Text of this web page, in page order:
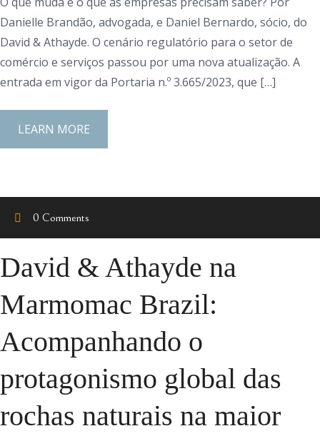
Danielle Brandão, advogada, e Daniel Bernardo, sócio, do
David & Athayde. O cenário regulatório para o setor de
comércio e serviços passou por uma nova atualização. A
entrada em vigor da Portaria n.º 3.665/2023, que […]
LEARN MORE
0 Comments
David & Athayde na
Marmomac Brazil:
Acompanhando o
protagonismo global das
rochas naturais na maior